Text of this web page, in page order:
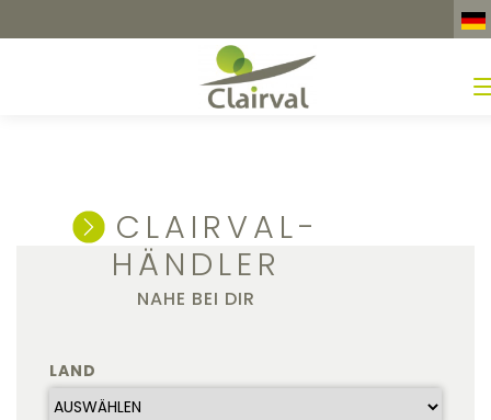
CLAIRVAL-
HÄNDLER
NAHE BEI DIR
LAND